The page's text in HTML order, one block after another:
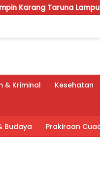
Lampung, Wahrul
& Kriminal Kesehatan
Budaya Prakiraan